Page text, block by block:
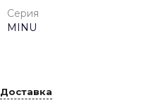
Серия
MINU
Доставка